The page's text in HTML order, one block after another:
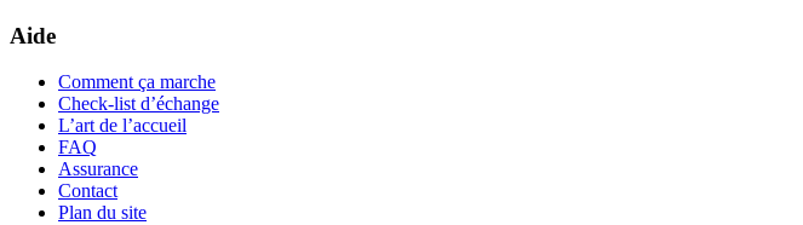
Aide
Comment ça marche
Check-list d’échange
L’art de l’accueil
FAQ
Assurance
Contact
Plan du site